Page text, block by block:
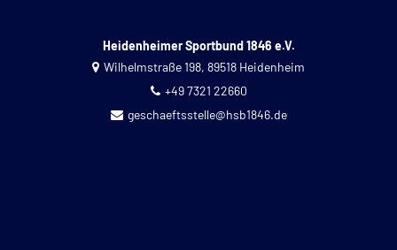
Heidenheimer Sportbund 1846 e.V.
Wilhelmstraße 198, 89518 Heidenheim
+49 7321 22660
geschaeftsstelle@hsb1846.de